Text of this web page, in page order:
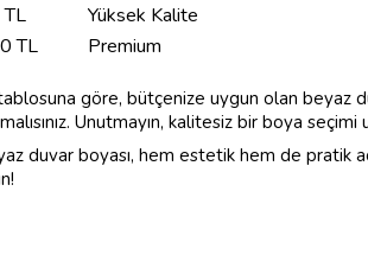
Yüksek Kalite
TL Premium
tablosuna göre, bütçenize uygun olan beyaz
Unutmayın, kalitesiz bir boya
duvar boyası, hem estetik hem de pratik